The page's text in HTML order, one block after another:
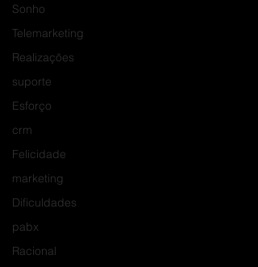
Sonho
Telemarketing
Realizações
suporte
Esforço
crm
Felicidade
marketing
Dificuldades
pabx
Racional